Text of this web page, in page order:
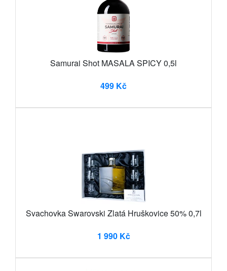
Samurai Shot MASALA SPICY 0,5l
499 Kč
Svachovka Swarovski Zlatá Hruškovice 50% 0,7l
1 990 Kč